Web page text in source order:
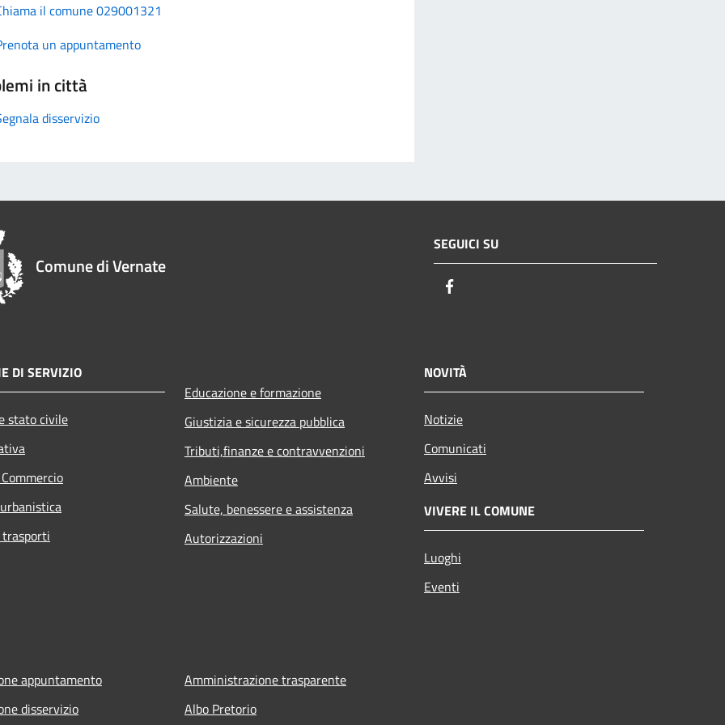
il comune 029001321
un appuntamento
in città
disservizio
Comune di Vernate
SEGUICI SU
DI SERVIZIO
stato civile
Educazione e formazione
Giustizia e sicurezza pubblica
Tributi,finanze e contravvenzioni
Ambiente
Salute, benessere e assistenza
Autorizzazioni
NOVITÀ
Notizie
Comunicati
Avvisi
VIVERE IL COMUNE
Luoghi
Eventi
appuntamento
disservizio
Amministrazione trasparente
Albo Pretorio